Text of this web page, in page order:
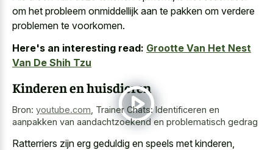
om het probleem onmiddellijk aan te pakken om verdere
problemen te voorkomen.
Here's an interesting read: Grootte Van Het Nest
Van De Shih Tzu
Kinderen en huisdieren
Bron: youtube.com Trainer Chats: Identificeren en
aanpakken van aandachtzoekend en problematisch gedrag
Ratterriers zijn erg geduldig en speels met kinderen,